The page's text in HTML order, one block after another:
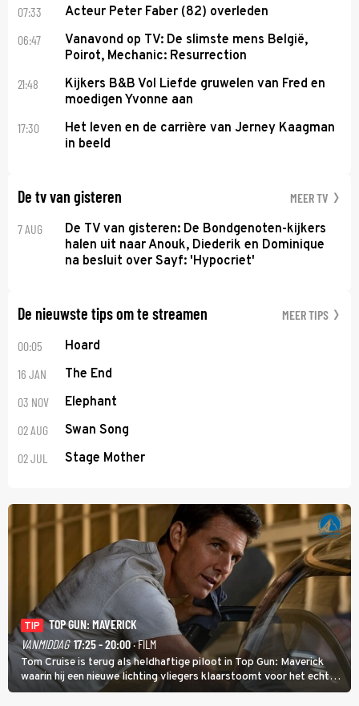
07:33 Acteur Peter Faber (82) overleden
06:47
Vanavond op TV: De slimste mens België,
Poirot, Mechanic: Resurrection
21:48
Kijkers B&B Vol Liefde gruwelen van Fred en
moedigen Yvonne aan
17:30
Het leven en de carrière van Jerney Kaagman
in beeld
De tv van gisteren MEER TV
7 AUG
De TV van gisteren: De Bondgenoten-kijkers
halen uit naar Anouk, Diederik en Dominique
na besluit over Sayf: 'Hypocriet'
De nieuwste tips om te streamen MEER TIPS
00:05 Hoard
16 JAN The End
03 NOV Elephant
02 AUG Swan Song
02 JUL Stage Mother
TIP
TOP GUN: MAVERICK
VANMIDDAG 17:25 - 20:00· FILM
Tom Cruise is terug als heldhaftige piloot in Top Gun: Maverick
waarin hij een nieuwe lichting vliegers klaarstoomt voor het echte
werk.